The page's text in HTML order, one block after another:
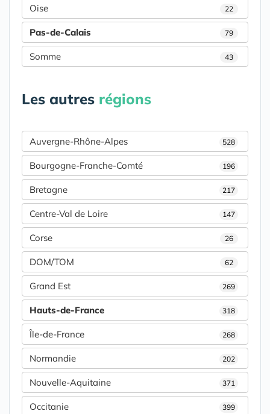
Oise 22
Pas-de-Calais 79
Somme 43
Les autres régions
Auvergne-Rhône-Alpes 528
Bourgogne-Franche-Comté 196
Bretagne 217
Centre-Val de Loire 147
Corse 26
DOM/TOM 62
Grand Est 269
Hauts-de-France 318
Île-de-France 268
Normandie 202
Nouvelle-Aquitaine 371
Occitanie 399